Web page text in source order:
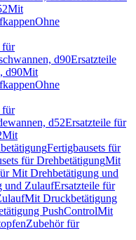
Mit
Ohne
für
d90Ersatzteile
d90Mit
Ohne
für
d52Ersatzteile für
Mit
Fertigbausets für
für DrehbetätigungMit
Mit Drehbetätigung und
und ZulaufErsatzteile für
Mit Druckbetätigung
PushControlMit
Zubehör für